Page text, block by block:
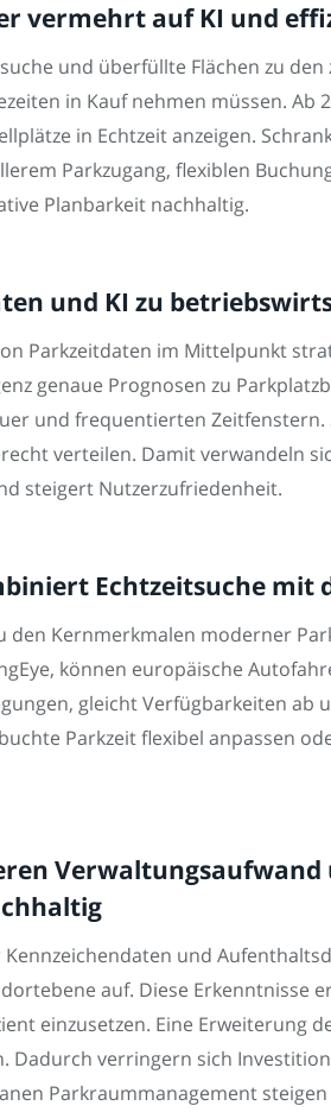
vermehrt auf KI und
und überfüllte Flächen zu
in Kauf nehmen müssen. Ab
in Echtzeit anzeigen.
Parkzugang, flexiblen
Planbarkeit nachhaltig.
und KI zu
Parkzeitdaten im Mittelpunkt
genaue Prognosen zu
und frequentierten
verteilen. Damit verwandeln
steigert Nutzerzufriedenheit.
Echtzeitsuche
Kernmerkmalen moderner
können europäische
gleicht Verfügbarkeiten
Parkzeit flexibel anpassen
und
auf. Diese Erkenntnisse
einzusetzen. Eine Erweiterung
Dadurch verringern sich
Parkraummanagement